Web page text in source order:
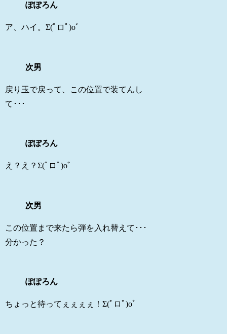
ぽぽろん
ア、ハイ。Σ(ﾟロﾟ)oﾞ
次男
戻り玉で戻って、この位置で装てんし
て･･･
ぽぽろん
え？え？Σ(ﾟロﾟ)oﾞ
次男
この位置まで来たら弾を入れ替えて･･･
分かった？
ぽぽろん
ちょっと待ってぇぇぇぇ！Σ(ﾟロﾟ)oﾞ